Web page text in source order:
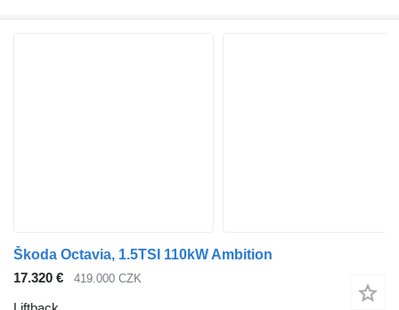
Škoda Octavia, 1.5TSI 110kW Ambition
17.320 €
419.000 CZK